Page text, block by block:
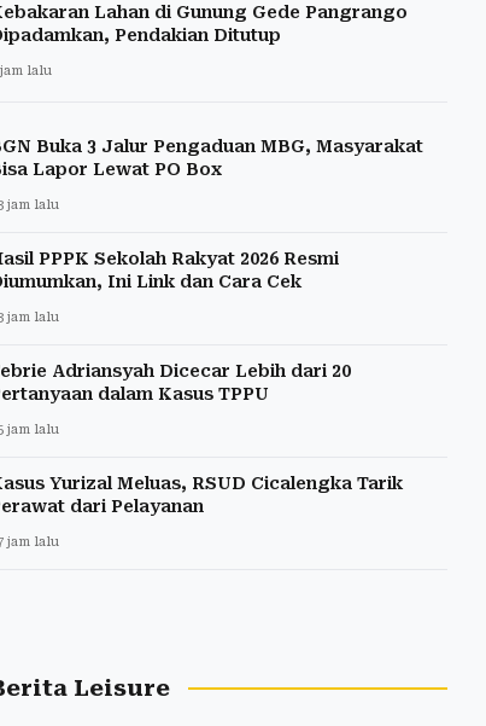
Lahan di Gunung Gede Pangrango
Pendakian Ditutup
jam lalu
Buka 3 Jalur Pengaduan MBG, Masyarakat
Lapor Lewat PO Box
jam lalu
PPPK Sekolah Rakyat 2026 Resmi
Ini Link dan Cara Cek
jam lalu
Adriansyah Dicecar Lebih dari 20
dalam Kasus TPPU
jam lalu
Yurizal Meluas, RSUD Cicalengka Tarik
dari Pelayanan
jam lalu
Leisure